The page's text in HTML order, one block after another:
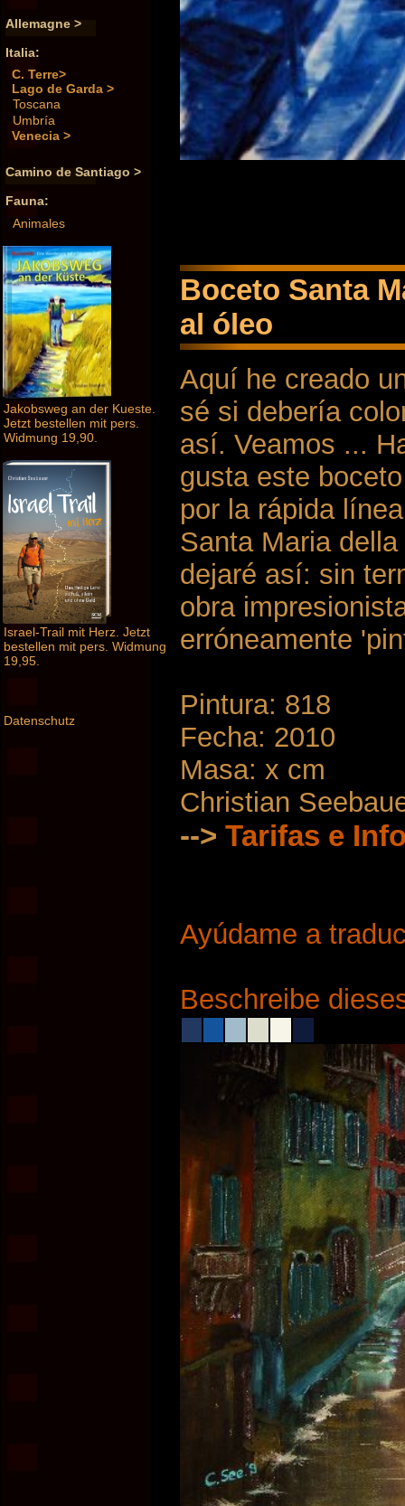
Allemagne >
Italia:
C. Terre>
Lago de Garda >
Toscana
Umbría
Venecia >
Camino de Santiago >
Fauna:
Animales
Jakobsweg an der Kueste.
Jetzt bestellen mit pers.
Widmung 19,90.
Israel-Trail mit Herz. Jetzt
bestellen mit pers. Widmung
19,95.
Datenschutz
Boceto Santa
al óleo
Aquí he creado
sé si debería
así. Veamos ...
gusta este
por la rápida
Santa Maria
dejaré así: sin
obra
erróneamente
Pintura: 818
Fecha: 2010
Masa: x cm
Christian
--> Tarifas e
Ayúdame a
Beschreibe